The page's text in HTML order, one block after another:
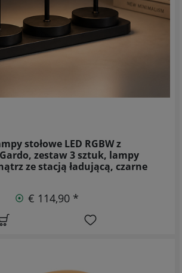
stołowe LED RGBW z
zestaw 3 sztuk, lampy
ze stacją ładującą, czarne
€ 114,90 *